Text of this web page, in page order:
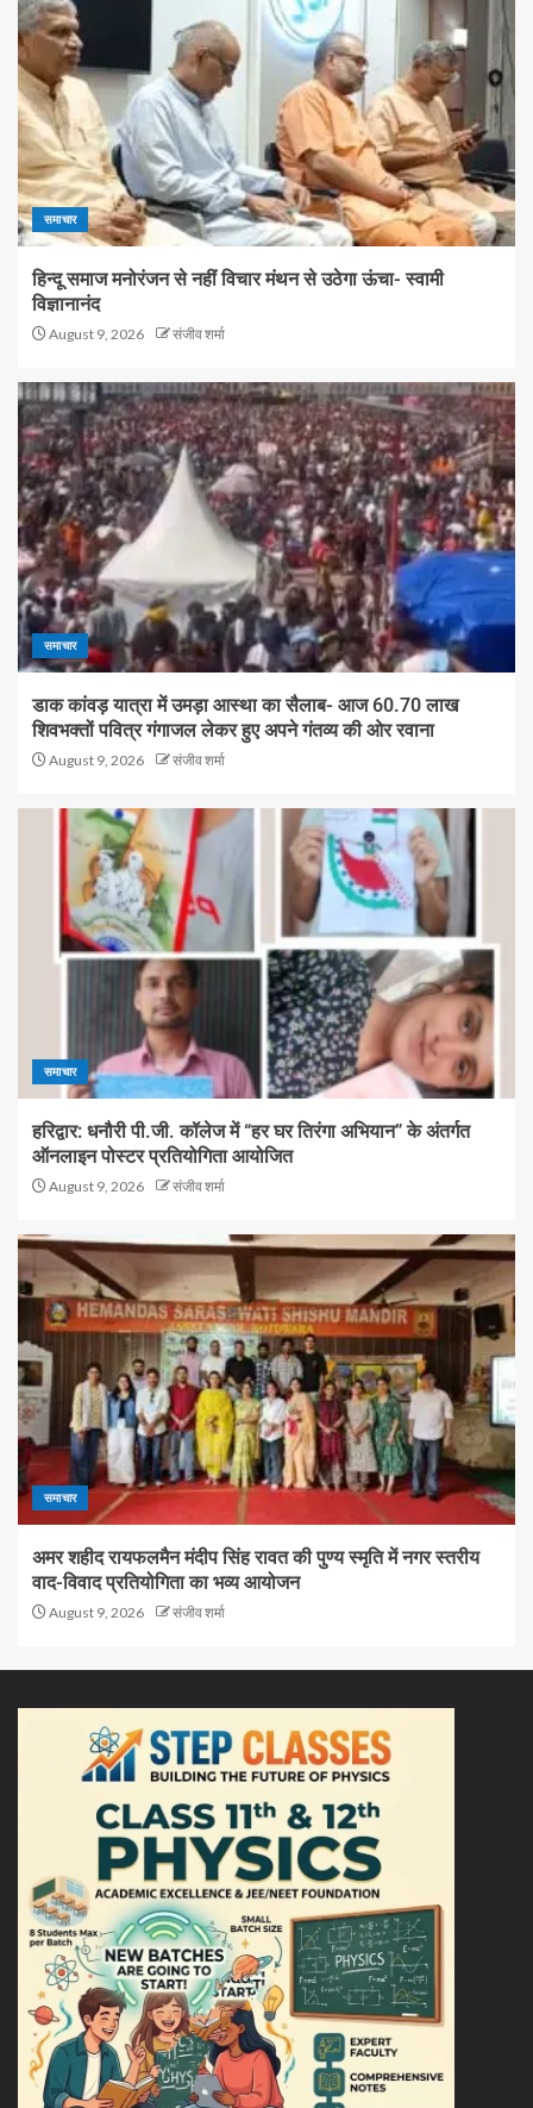
समाचार
हिन्दू समाज मनोरंजन से नहीं विचार मंथन से उठेगा ऊंचा- स्वामी
विज्ञानानंद
August 9, 2026 संजीव शर्मा
समाचार
डाक कांवड़ यात्रा में उमड़ा आस्था का सैलाब- आज 60.70 लाख
शिवभक्तों पवित्र गंगाजल लेकर हुए अपने गंतव्य की ओर रवाना
August 9, 2026 संजीव शर्मा
समाचार
हरिद्वार: धनौरी पी.जी. कॉलेज में “हर घर तिरंगा अभियान” के अंतर्गत
ऑनलाइन पोस्टर प्रतियोगिता आयोजित
August 9, 2026 संजीव शर्मा
समाचार
अमर शहीद रायफलमैन मंदीप सिंह रावत की पुण्य स्मृति में नगर स्तरीय
वाद-विवाद प्रतियोगिता का भव्य आयोजन
August 9, 2026 संजीव शर्मा